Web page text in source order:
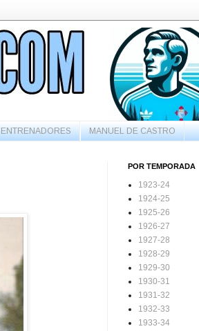
ENTRENADORES MANUEL DE CASTRO
POR TEMPORADA
1923-24
1924-25
1925-26
1926-27
1927-28
1928-29
1929-30
1930-31
1931-32
1932-33
1933-34